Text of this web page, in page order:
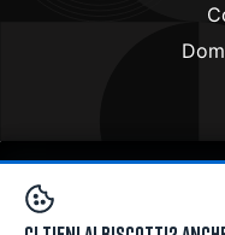
Copyright © 2024